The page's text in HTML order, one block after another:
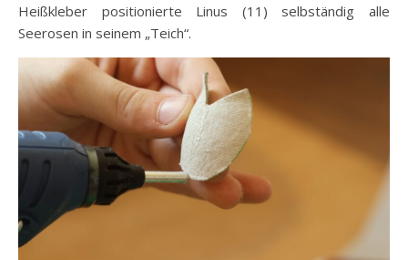
Heißkleber positionierte Linus (11) selbständig alle
Seerosen in seinem „Teich“.